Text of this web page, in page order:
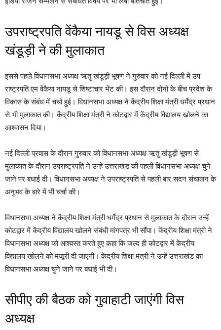
उपराष्ट्रपति वेंकैया नायडू से विस अध्यक्ष
खंडूड़ी ने की मुलाकात
इससे पहले विधानसभा अध्यक्ष ऋतु खंडूड़ी भूषण ने गुरुवार को नई दिल्ली में उप
राष्ट्रपति एम वेंकैया नायडू से शिष्टाचार भेंट की। इस दौरान दोनों के बीच प्रदेश के
विकास के संबंध में चर्चा हुई। विधानसभा अध्यक्ष ने केंद्रीय शिक्षा मंत्री धर्मेंद्र प्रधान
से भी मुलाकात की। केंद्रीय शिक्षा मंत्री ने कोटद्वार में केंद्रीय विद्यालय खोलने का
आश्वासन दिया।
नई दिल्ली प्रवास के दौरान गुरुवार को विधानसभा अध्यक्ष ऋतु खंडूड़ी भूषण से
मुलाकात के दौरान उपराष्ट्रपति ने उन्हें उत्तराखंड की पहली विधानसभा अध्यक्ष चुने
जाने पर बधाई दी। विधानसभा अध्यक्ष ने उपराष्ट्रपति से पहली बार सदन संचालन के
अनुभव के बारे में भी चर्चा की।
विधानसभा अध्यक्ष ने केंद्रीय शिक्षा मंत्री धर्मेंद्र प्रधान से मुलाकात के दौरान उन्हें
कोटद्वार में केंद्रीय विद्यालय खोलने संबंधी मांगपत्र भी सौंपा। केंद्रीय शिक्षा मंत्री ने
विधानसभा अध्यक्ष को आश्वस्त करते हुए कहा कि जल्द ही कोटद्वार में केंद्रीय
विद्यालय खोलने को मंजूरी दी जाएगी। केंद्रीय शिक्षा मंत्री ने उन्हें उत्तराखंड का
विधानसभा अध्यक्ष चुने जाने पर बधाई भी दी।
सीपीए की बैठक को गुवाहाटी जाएंगी विस
अध्यक्ष